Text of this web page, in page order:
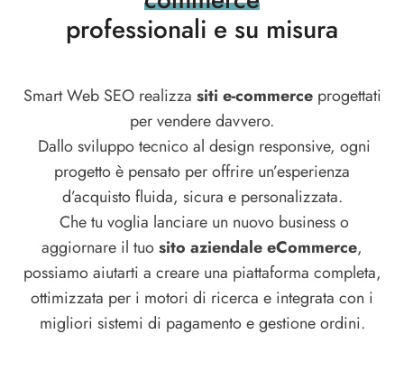
professionali e su misura
Smart Web SEO realizza siti e-commerceprogettati
per vendere davvero.
Dallo sviluppo tecnico al design responsive, ogni
progetto è pensato per offrire un’esperienza
d’acquisto fluida, sicura e personalizzata.
Che tu voglia lanciare un nuovo business o
aggiornare il tuosito aziendale eCommerce,
possiamo aiutarti a creare una piattaforma completa,
ottimizzata per i motori di ricerca e integrata con i
migliori sistemi di pagamento e gestione ordini.